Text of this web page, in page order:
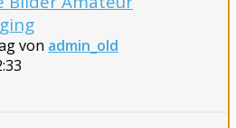
von admin_old